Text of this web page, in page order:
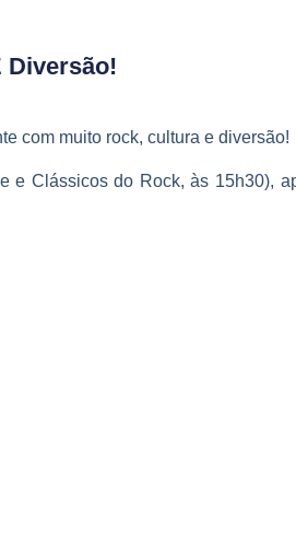
Diversão!
com muito rock, cultura e diversão!
e Clássicos do Rock, às 15h30),